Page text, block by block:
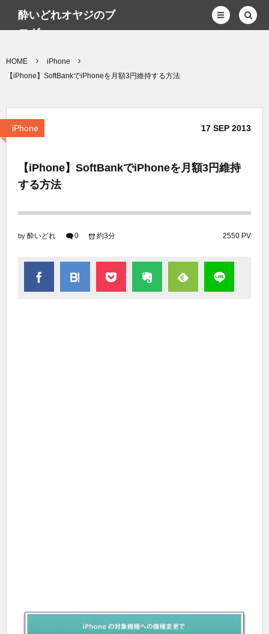
酔いどれオヤジのブ
ログwp
HOME
iPhone
【iPhone】SoftBankでiPhoneを月額3円維持する方法
iPhone 17 SEP 2013
【iPhone】SoftBankでiPhoneを月額3円維持
する方法
by 酔いどれ 0 2550 PV
約3分